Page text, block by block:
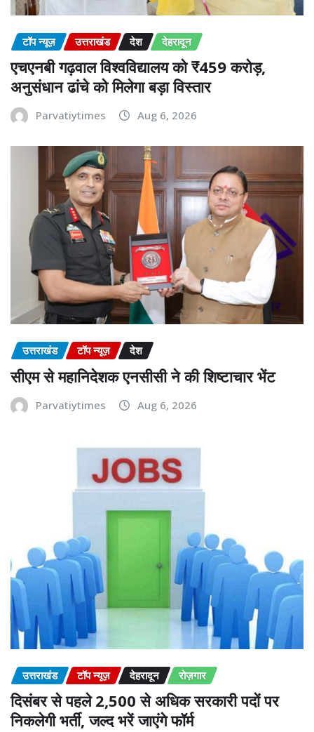
टॉप न्यूज़ उत्तराखंड देश देहरादून
एचएनबी गढ़वाल विश्वविद्यालय को ₹459 करोड़,
अनुसंधान ढांचे को मिलेगा बड़ा विस्तार
Parvatiytimes Aug 6, 2026
उत्तराखंड टॉप न्यूज़ देश
सीएम से महानिदेशक एनसीसी ने की शिष्टाचार भेंट
Parvatiytimes Aug 6, 2026
उत्तराखंड टॉप न्यूज़ देहरादून रोज़गार
दिसंबर से पहले 2,500 से अधिक सरकारी पदों पर
निकलेगी भर्ती, जल्द भरें जाएंगे फॉर्म